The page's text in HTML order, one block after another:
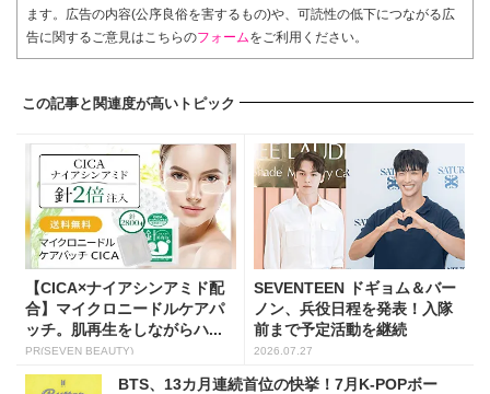
ます。広告の内容(公序良俗を害するもの)や、可読性の低下につながる広
告に関するご意見はこちらのフォームをご利用ください。
この記事と関連度が高いトピック
【CICA×ナイアシンアミド配
合】マイクロニードルケアパ
ッチ。肌再生をしながらハ...
PR(SEVEN BEAUTY)
SEVENTEEN ドギョム＆バー
ノン、兵役日程を発表！入隊
前まで予定活動を継続
2026.07.27
BTS、13カ月連続首位の快挙！7月K-POPボー